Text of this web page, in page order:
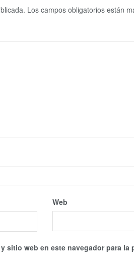
Los campos obligatorios están
Web
sitio web en este navegador para la